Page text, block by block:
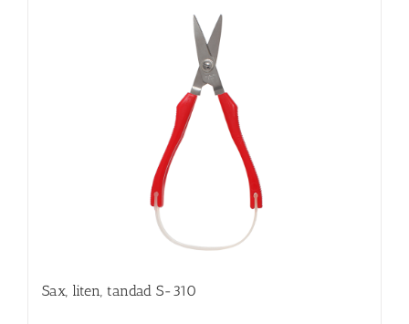
Sax, liten, tandad S-310